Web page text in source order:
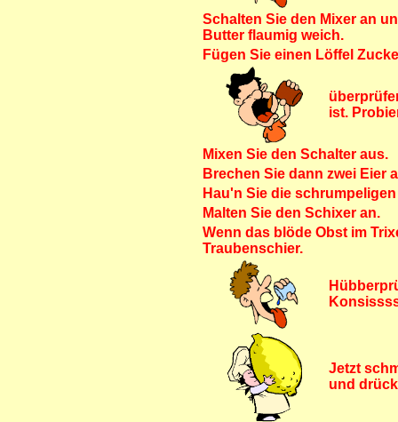
Schalten Sie den Mixer an
Butter flaumig weich.
Fügen Sie einen Löffel
ist.
Mixen Sie den Schalter aus.
Brechen Sie dann zwei Eier
Hau'n Sie die
Malten Sie den Schixer an.
Wenn das blöde Obst im
Traubenschier.
Jetzt
und